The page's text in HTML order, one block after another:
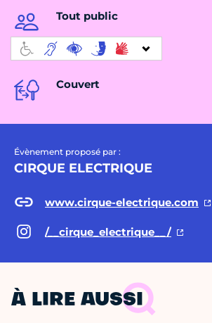
Tout public
Couvert
Évènement proposé par :
CIRQUE ELECTRIQUE
www.cirque-electrique.com
/__cirque_electrique__/
À LIRE AUSSI